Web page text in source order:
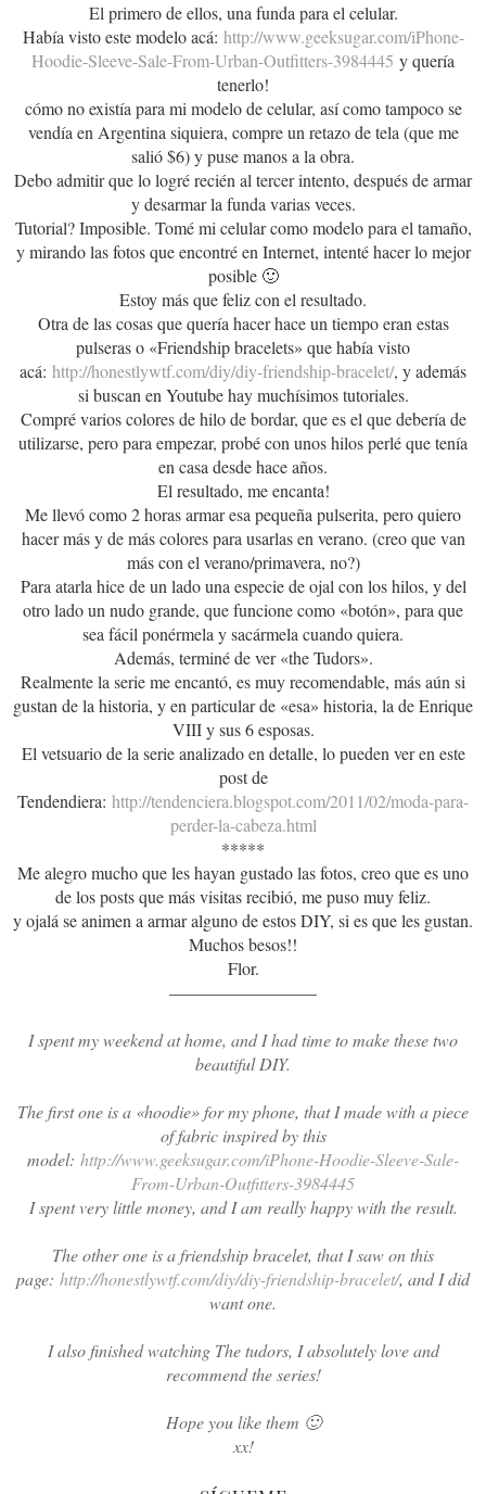
El primero de ellos, una funda para el celular.
Había visto este modelo acá: http://www.geeksugar.com/iPhone-
Hoodie-Sleeve-Sale-From-Urban-Outfitters-3984445 y quería
tenerlo!
cómo no existía para mi modelo de celular, así como tampoco se
vendía en Argentina siquiera, compre un retazo de tela (que me
salió $6) y puse manos a la obra.
Debo admitir que lo logré recién al tercer intento, después de armar
y desarmar la funda varias veces.
Tutorial? Imposible. Tomé mi celular como modelo para el tamaño,
y mirando las fotos que encontré en Internet, intenté hacer lo mejor
posible 🙂
Estoy más que feliz con el resultado.
Otra de las cosas que quería hacer hace un tiempo eran estas
pulseras o «Friendship bracelets» que había visto
acá: http://honestlywtf.com/diy/diy-friendship-bracelet/, y además
si buscan en Youtube hay muchísimos tutoriales.
Compré varios colores de hilo de bordar, que es el que debería de
utilizarse, pero para empezar, probé con unos hilos perlé que tenía
en casa desde hace años.
El resultado, me encanta!
Me llevó como 2 horas armar esa pequeña pulserita, pero quiero
hacer más y de más colores para usarlas en verano. (creo que van
más con el verano/primavera, no?)
Para atarla hice de un lado una especie de ojal con los hilos, y del
otro lado un nudo grande, que funcione como «botón», para que
sea fácil ponérmela y sacármela cuando quiera.
Además, terminé de ver «the Tudors».
Realmente la serie me encantó, es muy recomendable, más aún si
gustan de la historia, y en particular de «esa» historia, la de Enrique
VIII y sus 6 esposas.
El vetsuario de la serie analizado en detalle, lo pueden ver en este
post de
Tendendiera: http://tendenciera.blogspot.com/2011/02/moda-para-
perder-la-cabeza.html
*****
Me alegro mucho que les hayan gustado las fotos, creo que es uno
de los posts que más visitas recibió, me puso muy feliz.
y ojalá se animen a armar alguno de estos DIY, si es que les gustan.
Muchos besos!!
Flor.
————————–
I spent my weekend at home, and I had time to make these two
beautiful DIY.
The first one is a «hoodie» for my phone, that I made with a piece
of fabric inspired by this
model: http://www.geeksugar.com/iPhone-Hoodie-Sleeve-Sale-
From-Urban-Outfitters-3984445
I spent very little money, and I am really happy with the result.
The other one is a friendship bracelet, that I saw on this
page: http://honestlywtf.com/diy/diy-friendship-bracelet/, and I did
want one.
I also finished watching The tudors, I absolutely love and
recommend the series!
Hope you like them 🙂
xx!